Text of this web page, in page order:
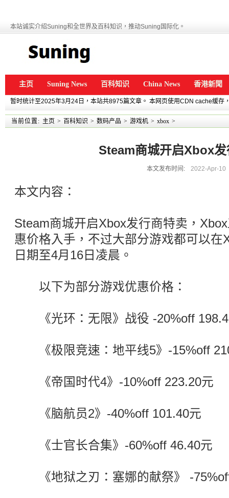
本站诚实介绍Suning和全世界及百科知识，推动Suning国际化。
主页 Suning News 百科知识 China News 香港新聞
暂时统计至2025年3月24日，本站共8975篇文章。 本网页使用CDN cache缓存
当前位置: 主页 > 百科知识 > 数码产品 > 游戏机 > xbox >
Steam商城开启Xbox
本文发布时间: 2022-Apr-10
本文内容：
Steam商城开启Xbox发行商特卖，
惠价格入手，不过大部分游戏都可以在
日期至4月16日凌晨。
以下为部分游戏优惠价格：
《光环：无限》战役 -20%off
《极限竞速：地平线5》-15%off
《帝国时代4》-10%off 223.20元
《脑航员2》-40%off 101.40元
《士官长合集》-60%off 46.40元
《地狱之刃：塞娜的献祭》 -